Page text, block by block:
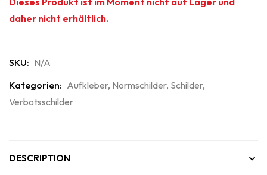
daher nicht erhältlich.
SKU: N/A
Kategorien: Aufkleber, Normschilder, Schilder,
Verbotsschilder
DESCRIPTION